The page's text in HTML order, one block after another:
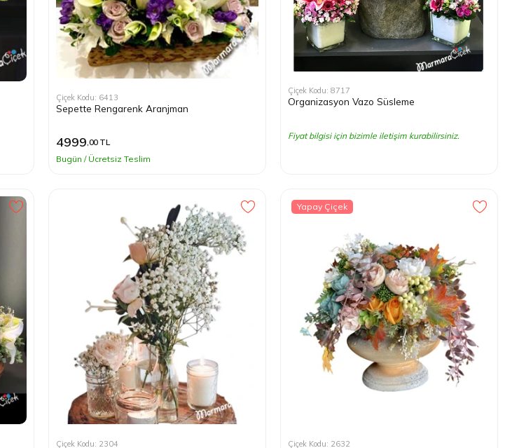
Çiçek Kodu: 6413
Sepette Rengarenk Aranjman
4999 ,00 TL
Bugün / Ücretsiz Teslim
Çiçek Kodu: 8717
Organizasyon Vazo Süsleme
Fiyat bilgisi için bizimle iletişim kurabilirsiniz.
Çiçek Kodu: 2304
Yapay Çiçek
Çiçek Kodu: 2632